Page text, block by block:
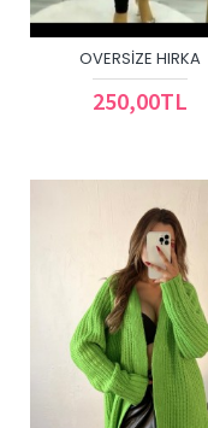
OVERSIZE HIRKA
250,00TL